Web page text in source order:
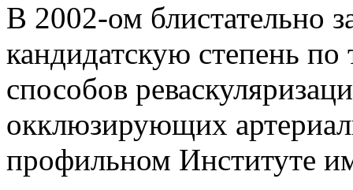
В 2002-ом блистательно
кандидатскую степень
способов
окклюзирующих
профильном Институте